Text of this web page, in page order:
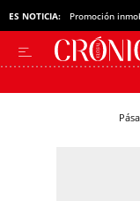
ES NOTICIA: Promoción